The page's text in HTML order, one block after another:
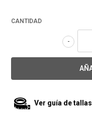
CANTIDAD
-
Ver guía de tallas